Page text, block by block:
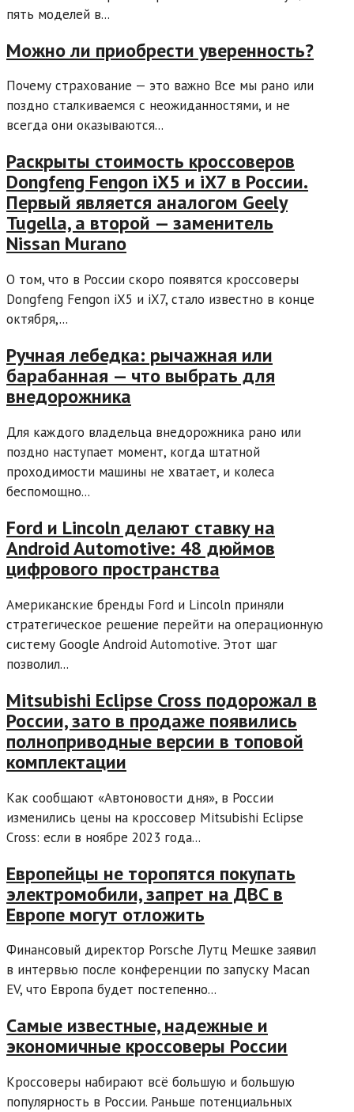
пять моделей в...
Можно ли приобрести уверенность?
Почему страхование — это важно Все мы рано или
поздно сталкиваемся с неожиданностями, и не
всегда они оказываются...
Раскрыты стоимость кроссоверов
Dongfeng Fengon iX5 и iX7 в России.
Первый является аналогом Geely
Tugella, а второй — заменитель
Nissan Murano
О том, что в России скоро появятся кроссоверы
Dongfeng Fengon iX5 и iX7, стало известно в конце
октября,...
Ручная лебедка: рычажная или
барабанная — что выбрать для
внедорожника
Для каждого владельца внедорожника рано или
поздно наступает момент, когда штатной
проходимости машины не хватает, и колеса
беспомощно...
Ford и Lincoln делают ставку на
Android Automotive: 48 дюймов
цифрового пространства
Американские бренды Ford и Lincoln приняли
стратегическое решение перейти на операционную
систему Google Android Automotive. Этот шаг
позволил...
Mitsubishi Eclipse Cross подорожал в
России, зато в продаже появились
полноприводные версии в топовой
комплектации
Как сообщают «Автоновости дня», в России
изменились цены на кроссовер Mitsubishi Eclipse
Cross: если в ноябре 2023 года...
Европейцы не торопятся покупать
электромобили, запрет на ДВС в
Европе могут отложить
Финансовый директор Porsche Лутц Мешке заявил
в интервью после конференции по запуску Macan
EV, что Европа будет постепенно...
Самые известные, надежные и
экономичные кроссоверы России
Кроссоверы набирают всё большую и большую
популярность в России. Раньше потенциальных